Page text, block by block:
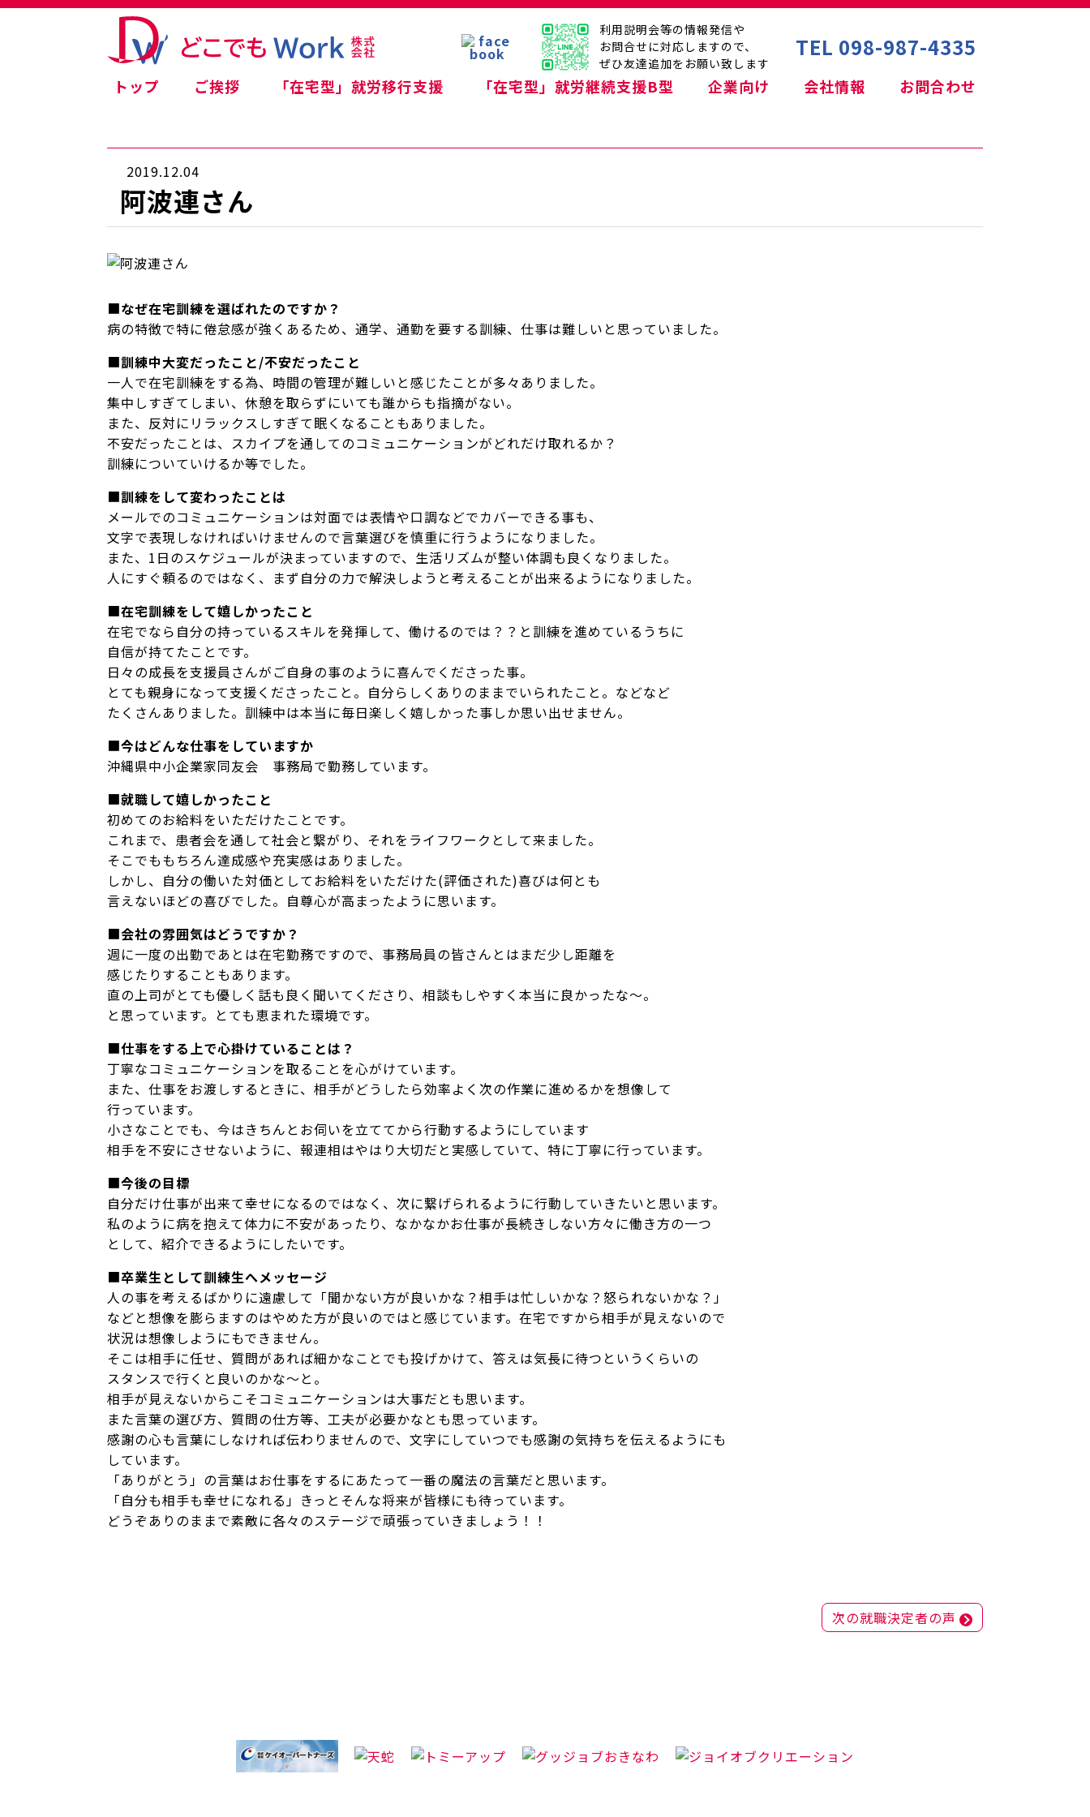
TEL 098-987-4335
利用説明会等の情報発信や
お問合せに対応しますので、
ぜひ友達追加をお願い致します
トップ ご挨拶 「在宅型」就労移行支援 「在宅型」就労継続支援B型 企業向け 会社情報 お問合わせ
2019.12.04
阿波連さん
■なぜ在宅訓練を選ばれたのですか？
病の特徴で特に倦怠感が強くあるため、通学、通勤を要する訓練、仕事は難しいと思っていました。
■訓練中大変だったこと/不安だったこと
一人で在宅訓練をする為、時間の管理が難しいと感じたことが多々ありました。
集中しすぎてしまい、休憩を取らずにいても誰からも指摘がない。
また、反対にリラックスしすぎて眠くなることもありました。
不安だったことは、スカイプを通してのコミュニケーションがどれだけ取れるか？
訓練についていけるか等でした。
■訓練をして変わったことは
メールでのコミュニケーションは対面では表情や口調などでカバーできる事も、
文字で表現しなければいけませんので言葉選びを慎重に行うようになりました。
また、1日のスケジュールが決まっていますので、生活リズムが整い体調も良くなりました。
人にすぐ頼るのではなく、まず自分の力で解決しようと考えることが出来るようになりました。
■在宅訓練をして嬉しかったこと
在宅でなら自分の持っているスキルを発揮して、働けるのでは？？と訓練を進めているうちに
自信が持てたことです。
日々の成長を支援員さんがご自身の事のように喜んでくださった事。
とても親身になって支援くださったこと。自分らしくありのままでいられたこと。などなど
たくさんありました。訓練中は本当に毎日楽しく嬉しかった事しか思い出せません。
■今はどんな仕事をしていますか
沖縄県中小企業家同友会 事務局で勤務しています。
■就職して嬉しかったこと
初めてのお給料をいただけたことです。
これまで、患者会を通して社会と繋がり、それをライフワークとして来ました。
そこでももちろん達成感や充実感はありました。
しかし、自分の働いた対価としてお給料をいただけた(評価された)喜びは何とも
言えないほどの喜びでした。自尊心が高まったように思います。
■会社の雰囲気はどうですか？
週に一度の出勤であとは在宅勤務ですので、事務局員の皆さんとはまだ少し距離を
感じたりすることもあります。
直の上司がとても優しく話も良く聞いてくださり、相談もしやすく本当に良かったな～。
と思っています。とても恵まれた環境です。
■仕事をする上で心掛けていることは？
丁寧なコミュニケーションを取ることを心がけています。
また、仕事をお渡しするときに、相手がどうしたら効率よく次の作業に進めるかを想像して
行っています。
小さなことでも、今はきちんとお伺いを立ててから行動するようにしています
相手を不安にさせないように、報連相はやはり大切だと実感していて、特に丁寧に行っています。
■今後の目標
自分だけ仕事が出来て幸せになるのではなく、次に繋げられるように行動していきたいと思います。
私のように病を抱えて体力に不安があったり、なかなかお仕事が長続きしない方々に働き方の一つ
として、紹介できるようにしたいです。
■卒業生として訓練生へメッセージ
人の事を考えるばかりに遠慮して「聞かない方が良いかな？相手は忙しいかな？怒られないかな？」
などと想像を膨らますのはやめた方が良いのではと感じています。在宅ですから相手が見えないので
状況は想像しようにもできません。
そこは相手に任せ、質問があれば細かなことでも投げかけて、答えは気長に待つというくらいの
スタンスで行くと良いのかな～と。
相手が見えないからこそコミュニケーションは大事だとも思います。
また言葉の選び方、質問の仕方等、工夫が必要かなとも思っています。
感謝の心も言葉にしなければ伝わりませんので、文字にしていつでも感謝の気持ちを伝えるようにも
しています。
「ありがとう」の言葉はお仕事をするにあたって一番の魔法の言葉だと思います。
「自分も相手も幸せになれる」きっとそんな将来が皆様にも待っています。
どうぞありのままで素敵に各々のステージで頑張っていきましょう！！
次の就職決定者の声